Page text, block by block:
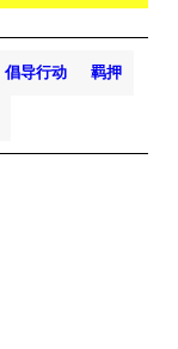
倡导行动 羁押